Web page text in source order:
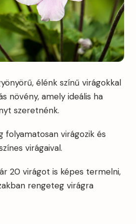
élénk színű virágokkal
növény, amely ideális ha
szeretnénk.
folyamatosan virágozik és
virágaival.
20 virágot is képes termelni,
rengeteg virágra